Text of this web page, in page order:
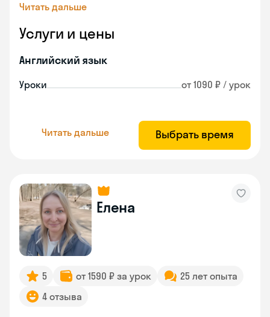
Читать дальше
Услуги и цены
Английский язык
Уроки от 1090 ₽ / урок
Читать дальше Выбрать время
Елена
5 от 1590 ₽ за урок
25 лет опыта
4 отзыва